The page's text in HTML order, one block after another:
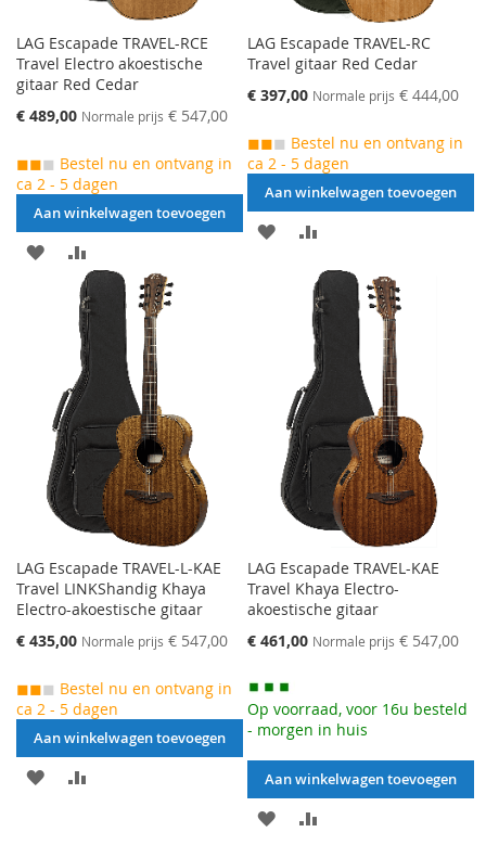
LAG Escapade TRAVEL-RCE
Travel Electro akoestische
gitaar Red Cedar
Speciale
€ 489,00 Normale prijs € 547,00
◼◼◼ Bestel nu en ontvang in
ca 2 - 5 dagen
Aan winkelwagen toevoegen
AAN
VERLANGLIJST
TOEVOEGEN
TOE
OM
TE
VERGELIJKEN
LAG Escapade TRAVEL-RC
Travel gitaar Red Cedar
Speciale
€ 397,00 Normale prijs € 444,00
◼◼◼ Bestel nu en ontvang in
ca 2 - 5 dagen
Aan winkelwagen toevoegen
AAN
VERLANGLIJST
TOEVOEGEN
TOE
OM
TE
VERGELIJKEN
LAG Escapade TRAVEL-L-KAE
Travel LINKShandig Khaya
Electro-akoestische gitaar
Speciale
€ 435,00 Normale prijs € 547,00
◼◼◼ Bestel nu en ontvang in
ca 2 - 5 dagen
Aan winkelwagen toevoegen
AAN
LAG Escapade TRAVEL-KAE
Travel Khaya Electro-
akoestische gitaar
Speciale
€ 461,00 Normale prijs € 547,00
Op voorraad, voor 16u besteld
- morgen in huis
Aan winkelwagen toevoegen
AAN